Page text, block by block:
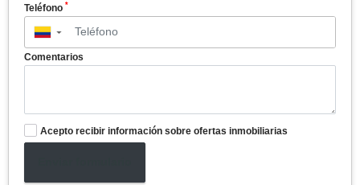
Teléfono *
▼
Comentarios
Acepto recibir información sobre ofertas inmobiliarias